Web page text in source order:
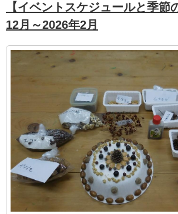
【イベントスケジュールと季節
12月～2026年2月